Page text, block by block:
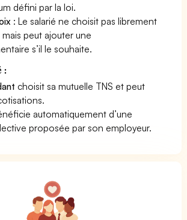
défini par la loi.
: Le salarié ne choisit pas librement
peut ajouter une
s’il le souhaite.
:
choisit sa mutuelle TNS et peut
automatiquement d’une
proposée par son employeur.